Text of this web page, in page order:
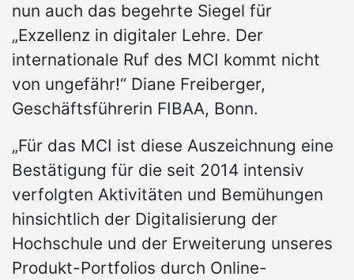
nun auch das begehrte Siegel für
„Exzellenz in digitaler Lehre. Der
internationale Ruf des MCI kommt nicht
von ungefähr!“ Diane Freiberger,
Geschäftsführerin FIBAA, Bonn.
„Für das MCI ist diese Auszeichnung eine
Bestätigung für die seit 2014 intensiv
verfolgten Aktivitäten und Bemühungen
hinsichtlich der Digitalisierung der
Hochschule und der Erweiterung unseres
Produkt-Portfolios durch Online-